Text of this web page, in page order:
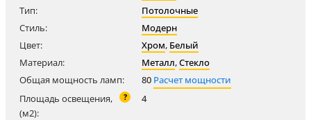
Тип:
Потолочные
Стиль:
Модерн
Цвет:
Хром, Белый
Материал:
Металл,Стекло
Общая мощность ламп:
80 Расчет мощности
Площадь освещения,
(м2):
? 4